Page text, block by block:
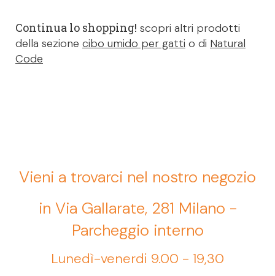
Continua lo shopping! scopri altri prodotti
della sezione cibo umido per gatti o di Natural
Code
Vieni a trovarci nel nostro negozio
in Via Gallarate, 281 Milano -
Parcheggio interno
Lunedì-venerdi 9.00 - 19,30